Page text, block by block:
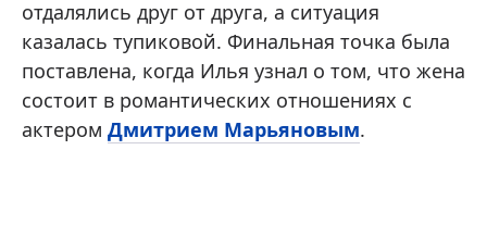
отдалялись друг от друга, а ситуация
казалась тупиковой. Финальная точка была
поставлена, когда Илья узнал о том, что жена
состоит в романтических отношениях с
актером Дмитрием Марьяновым.